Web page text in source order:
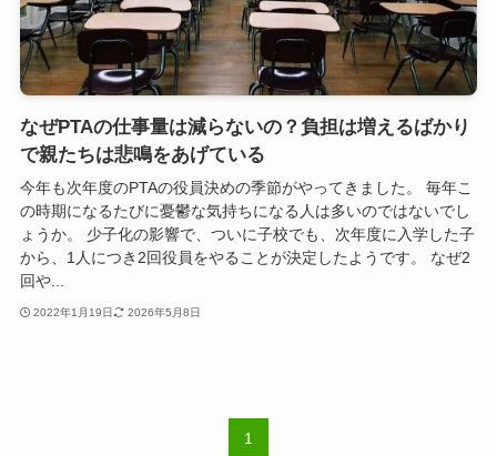
なぜPTAの仕事量は減らないの？負担は増えるばかり
で親たちは悲鳴をあげている
今年も次年度のPTAの役員決めの季節がやってきました。 毎年こ
の時期になるたびに憂鬱な気持ちになる人は多いのではないでし
ょうか。 少子化の影響で、ついに子校でも、次年度に入学した子
から、1人につき2回役員をやることが決定したようです。 なぜ2
回や...
2022年1月19日 2026年5月8日
1